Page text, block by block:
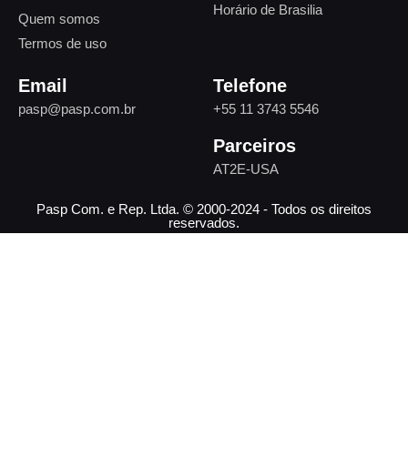
Quem somos
Termos de uso
Horário de Brasilia
Email
pasp@pasp.com.br
Telefone
+55 11 3743 5546
Parceiros
AT2E-USA
Pasp Com. e Rep. Ltda. © 2000-2024 - Todos os direitos
reservados.